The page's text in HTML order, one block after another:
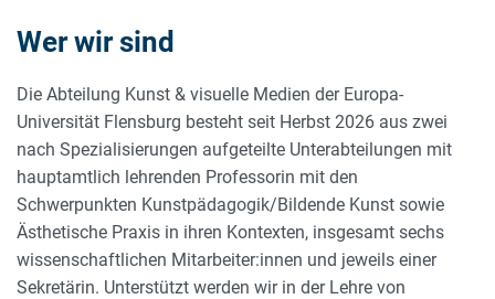
Wer wir sind
Die Abteilung Kunst & visuelle Medien der Europa-
Universität Flensburg besteht seit Herbst 2026 aus zwei
nach Spezialisierungen aufgeteilte Unterabteilungen mit
hauptamtlich lehrenden Professorin mit den
Schwerpunkten Kunstpädagogik/Bildende Kunst sowie
Ästhetische Praxis in ihren Kontexten, insgesamt sechs
wissenschaftlichen Mitarbeiter:innen und jeweils einer
Sekretärin. Unterstützt werden wir in der Lehre von